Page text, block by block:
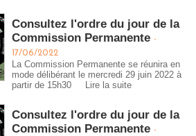
Consultez l'ordre du jour de la
Commission Permanente -
17/06/2022
La Commission Permanente se réunira en
mode délibérant le mercredi 29 juin 2022 à
partir de 15h30
Lire la suite
Consultez l'ordre du jour de la
Commission Permanente -